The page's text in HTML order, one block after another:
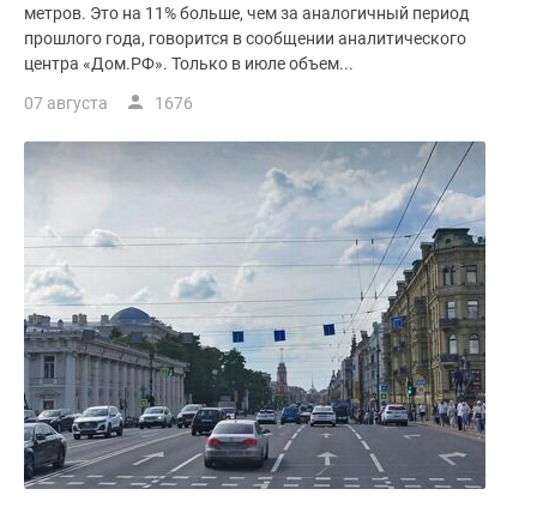
метров. Это на 11% больше, чем за аналогичный период
прошлого года, говорится в сообщении аналитического
центра «Дом.РФ». Только в июле объем...
07 августа 1676